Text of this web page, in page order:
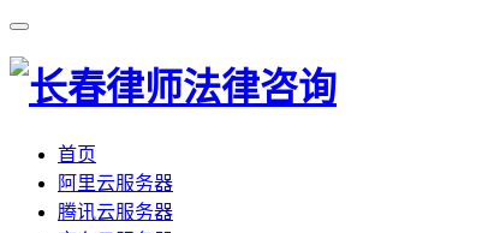
首页
阿里云服务器
腾讯云服务器